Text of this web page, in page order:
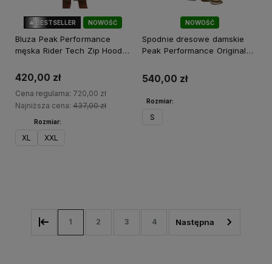
NOWOŚĆ
🔥 BESTSELLER
Bluza Peak Performance
męska Rider Tech Zip Hood
420,00 zł
Cena regularna: 720,00 zł
Najniższa cena: 437,00 zł
Rozmiar:
XL XXL
NOWOŚĆ
Spodnie dresowe damskie
Peak Performance Original
540,00 zł
Rozmiar:
S
1 2 3 4